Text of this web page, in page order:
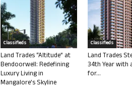
Classifieds
Land Trades “Altitude” at
Bendoorwell: Redefining
Luxury Living in
Mangalore’s Skyline
Classifieds
Land Trades
34th Year with
for...